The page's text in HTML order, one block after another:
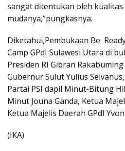
sangat ditentukan oleh kualitas
mudanya,”pungkasnya.
Diketahui,Pembukaan Be
Camp GPdI Sulawesi Utara di
Presiden RI Gibran
Gubernur Sulut Yulius
Partai PSI dapil Minut-Bitung
Minut Jouna Ganda, Ketua
Ketua Majelis Daerah GPdI
(IKA)